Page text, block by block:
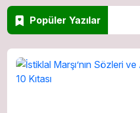
Popüler Yazılar